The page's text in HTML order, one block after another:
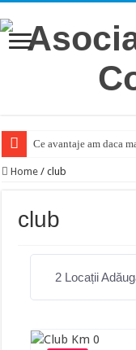
Ce avantaje am daca
Home / club
club
2 Locații